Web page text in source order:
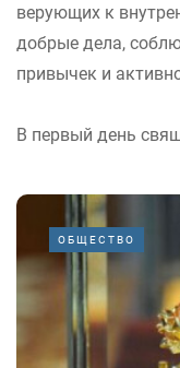
верующих к
добрые дела,
привычек и
В первый день
ОБЩЕСТВО